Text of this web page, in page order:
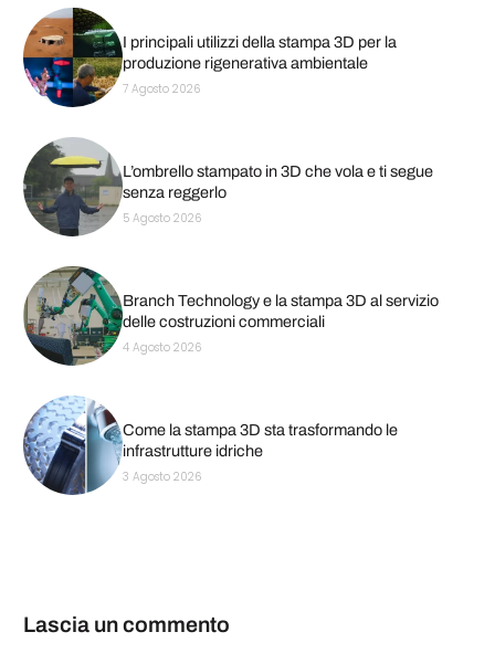
I principali utilizzi della stampa 3D per la
produzione rigenerativa ambientale
7 Agosto 2026
L’ombrello stampato in 3D che vola e ti segue
senza reggerlo
5 Agosto 2026
Branch Technology e la stampa 3D al servizio
delle costruzioni commerciali
4 Agosto 2026
Come la stampa 3D sta trasformando le
infrastrutture idriche
3 Agosto 2026
Lascia un commento